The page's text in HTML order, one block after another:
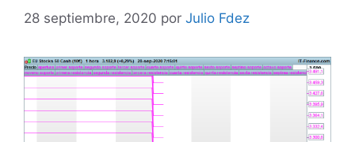
28 septiembre, 2020 por Julio Fdez